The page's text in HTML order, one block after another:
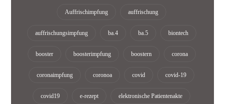
Auffrischimpfung auffrischung
auffrischungsimpfung ba.4 ba.5 biontech
booster boosterimpfung boostern corona
coronaimpfung coronoa covid covid-19
covid19 e-rezept elektronische Patientenakte